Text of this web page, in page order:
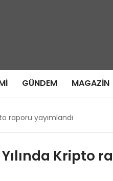
GÜNDEM MAGAZIN
raporu yayımlandı
Kripto